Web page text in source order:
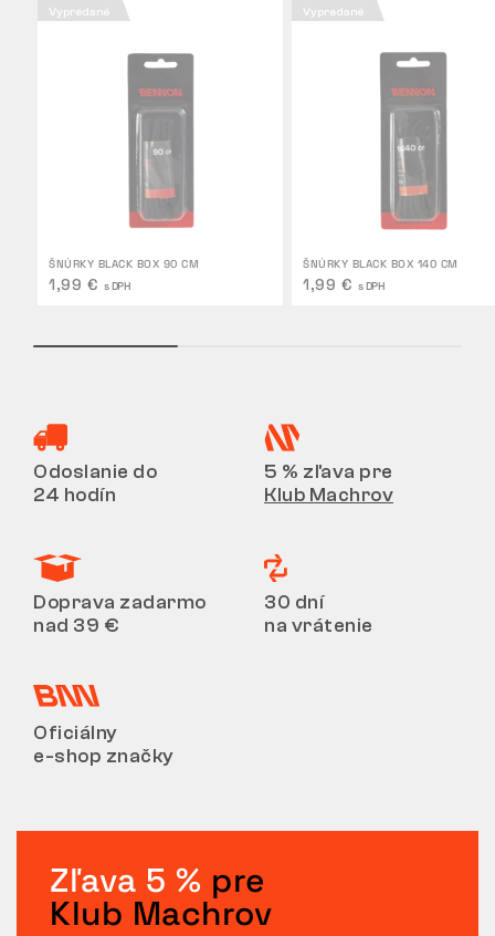
Vypredané
ŠNÚRKY BLACK BOX 90 CM
1,99 € s DPH
Vypredané
ŠNÚRKY BLACK BOX 140 CM
1,99 € s DPH
Odoslanie do
24 hodín
5 % zľava pre
Klub Machrov
Doprava zadarmo
nad 39 €
30 dní
na vrátenie
Oficiálny
e-shop značky
Zľava 5 % pre
Klub Machrov